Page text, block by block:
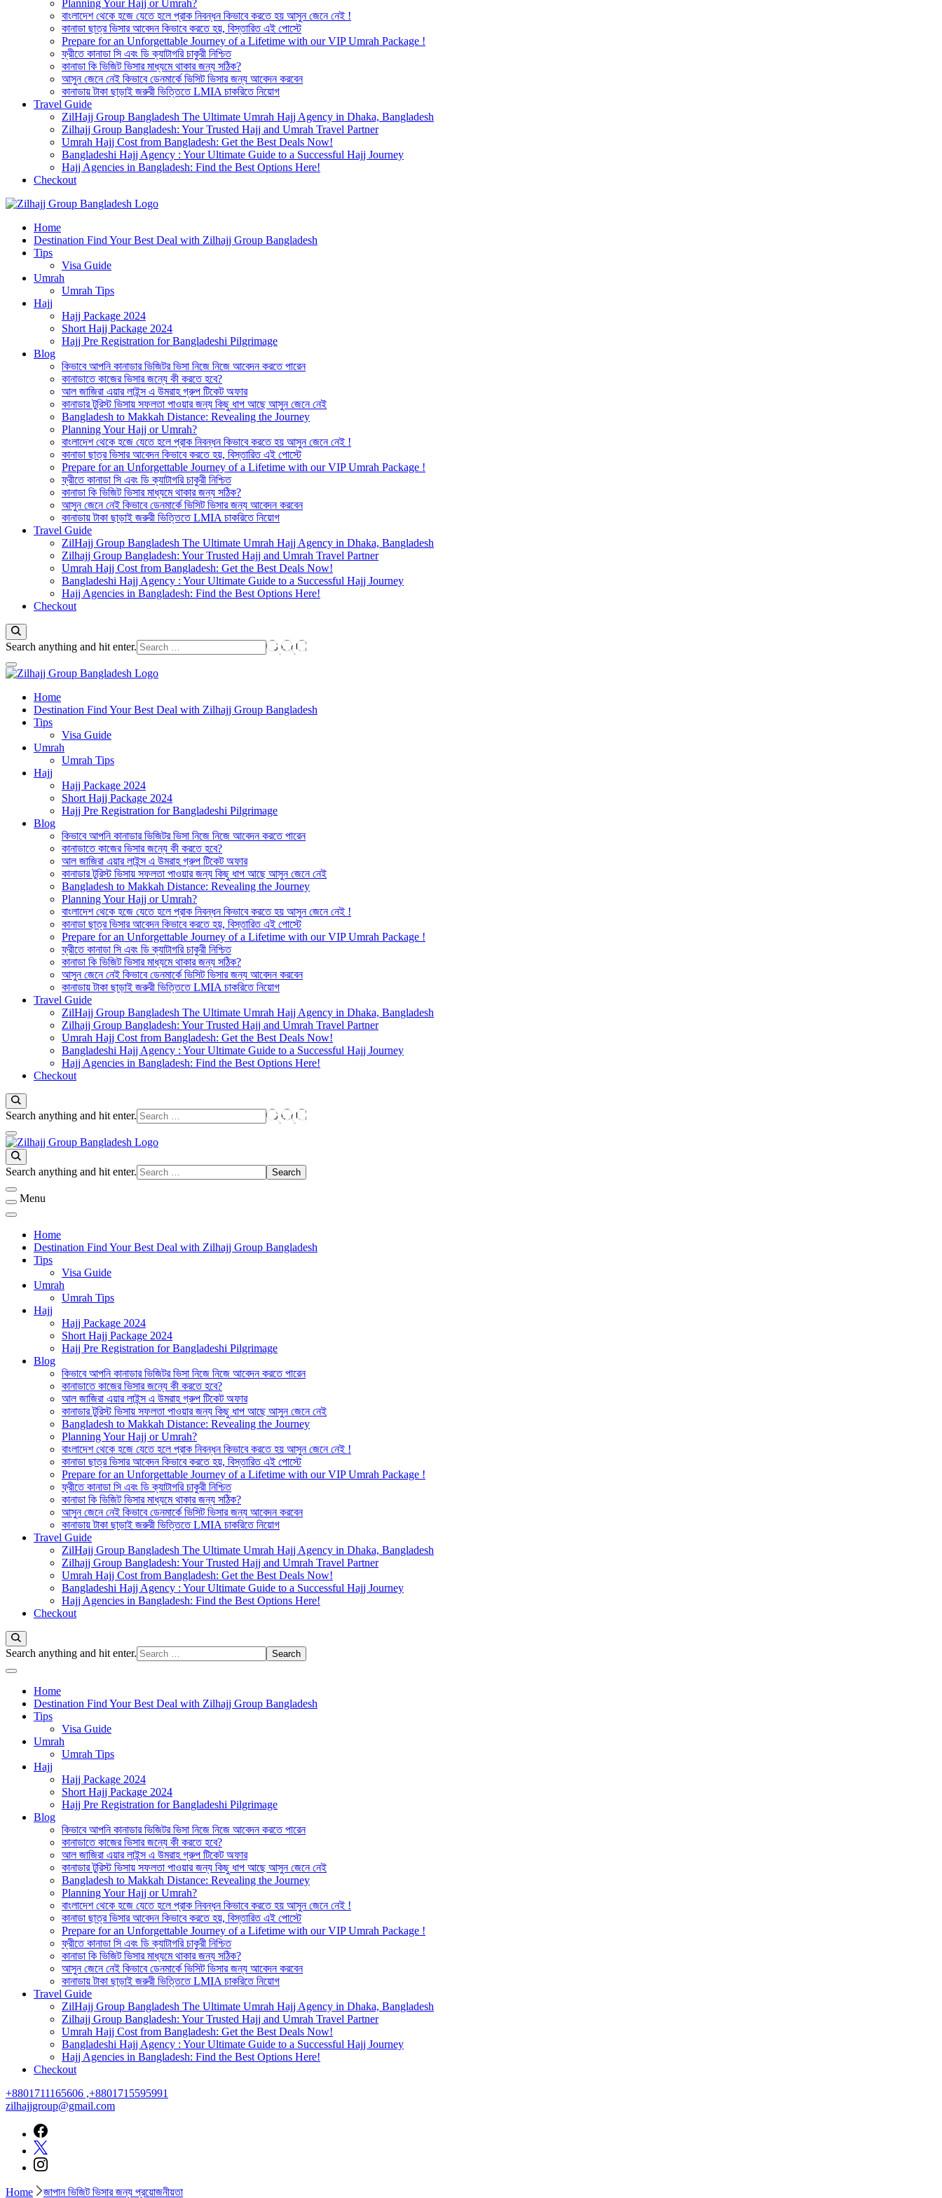
Planning Your Hajj or Umrah?
বাংলাদেশ থেকে হজে যেতে হলে প্রাক নিবন্ধন কিভাবে করতে হয় আসুন জেনে নেই !
কানাডা ছাত্র ভিসার আবেদন কিভাবে করতে হয়, বিস্তারিত এই পোস্টে
Prepare for an Unforgettable Journey of a Lifetime with our VIP Umrah Package !
ফ্রীতে কানাডা সি এবং ডি ক্যাটাগরি চাকুরী নিশ্চিত
কানাডা কি ভিজিট ভিসার মাধ্যমে থাকার জন্য সঠিক?
আসুন জেনে নেই কিভাবে ডেনমার্কে ভিসিট ভিসার জন্য আবেদন করবেন
কানাডায় টাকা ছাড়াই জরুরী ভিত্তিতে LMIA চাকরিতে নিয়োগ
Travel Guide
ZilHajj Group Bangladesh The Ultimate Umrah Hajj Agency in Dhaka, Bangladesh
Zilhajj Group Bangladesh: Your Trusted Hajj and Umrah Travel Partner
Umrah Hajj Cost from Bangladesh: Get the Best Deals Now!
Bangladeshi Hajj Agency : Your Ultimate Guide to a Successful Hajj Journey
Hajj Agencies in Bangladesh: Find the Best Options Here!
Checkout
জিলহজ্জ গ্রুপ বাংলাদেশ
Best Hajj Umrah Travel Tour Agent in Bangladesh
Home
Destination Find Your Best Deal with Zilhajj Group Bangladesh
Tips
Visa Guide
Umrah
Umrah Tips
Hajj
Hajj Package 2024
Short Hajj Package 2024
Hajj Pre Registration for Bangladeshi Pilgrimage
Blog
কিভাবে আপনি কানাডার ভিজিটর ভিসা নিজে নিজে আবেদন করতে পারেন
কানাডাতে কাজের ভিসার জন্যে কী করতে হবে?
আল জাজিরা এয়ার লাইন্স এ উমরাহ গ্রুপ টিকেট অফার
কানাডার টুরিস্ট ভিসায় সফলতা পাওয়ার জন্য কিছু ধাপ আছে আসুন জেনে নেই
Bangladesh to Makkah Distance: Revealing the Journey
Planning Your Hajj or Umrah?
বাংলাদেশ থেকে হজে যেতে হলে প্রাক নিবন্ধন কিভাবে করতে হয় আসুন জেনে নেই !
কানাডা ছাত্র ভিসার আবেদন কিভাবে করতে হয়, বিস্তারিত এই পোস্টে
Prepare for an Unforgettable Journey of a Lifetime with our VIP Umrah Package !
ফ্রীতে কানাডা সি এবং ডি ক্যাটাগরি চাকুরী নিশ্চিত
কানাডা কি ভিজিট ভিসার মাধ্যমে থাকার জন্য সঠিক?
আসুন জেনে নেই কিভাবে ডেনমার্কে ভিসিট ভিসার জন্য আবেদন করবেন
কানাডায় টাকা ছাড়াই জরুরী ভিত্তিতে LMIA চাকরিতে নিয়োগ
Travel Guide
ZilHajj Group Bangladesh The Ultimate Umrah Hajj Agency in Dhaka, Bangladesh
Zilhajj Group Bangladesh: Your Trusted Hajj and Umrah Travel Partner
Umrah Hajj Cost from Bangladesh: Get the Best Deals Now!
Bangladeshi Hajj Agency : Your Ultimate Guide to a Successful Hajj Journey
Hajj Agencies in Bangladesh: Find the Best Options Here!
Checkout
Looking
Something?
Search anything and hit enter.
জিলহজ্জ গ্রুপ বাংলাদেশ
Best Hajj Umrah Travel Tour Agent in Bangladesh
Home
Destination Find Your Best Deal with Zilhajj Group Bangladesh
Tips
Visa Guide
Umrah
Umrah Tips
Hajj
Hajj Package 2024
Short Hajj Package 2024
Hajj Pre Registration for Bangladeshi Pilgrimage
Blog
কিভাবে আপনি কানাডার ভিজিটর ভিসা নিজে নিজে আবেদন করতে পারেন
কানাডাতে কাজের ভিসার জন্যে কী করতে হবে?
আল জাজিরা এয়ার লাইন্স এ উমরাহ গ্রুপ টিকেট অফার
কানাডার টুরিস্ট ভিসায় সফলতা পাওয়ার জন্য কিছু ধাপ আছে আসুন জেনে নেই
Bangladesh to Makkah Distance: Revealing the Journey
Planning Your Hajj or Umrah?
বাংলাদেশ থেকে হজে যেতে হলে প্রাক নিবন্ধন কিভাবে করতে হয় আসুন জেনে নেই !
কানাডা ছাত্র ভিসার আবেদন কিভাবে করতে হয়, বিস্তারিত এই পোস্টে
Prepare for an Unforgettable Journey of a Lifetime with our VIP Umrah Package !
ফ্রীতে কানাডা সি এবং ডি ক্যাটাগরি চাকুরী নিশ্চিত
কানাডা কি ভিজিট ভিসার মাধ্যমে থাকার জন্য সঠিক?
আসুন জেনে নেই কিভাবে ডেনমার্কে ভিসিট ভিসার জন্য আবেদন করবেন
কানাডায় টাকা ছাড়াই জরুরী ভিত্তিতে LMIA চাকরিতে নিয়োগ
Travel Guide
ZilHajj Group Bangladesh The Ultimate Umrah Hajj Agency in Dhaka, Bangladesh
Zilhajj Group Bangladesh: Your Trusted Hajj and Umrah Travel Partner
Umrah Hajj Cost from Bangladesh: Get the Best Deals Now!
Bangladeshi Hajj Agency : Your Ultimate Guide to a Successful Hajj Journey
Hajj Agencies in Bangladesh: Find the Best Options Here!
Checkout
Looking
Something?
Search anything and hit enter.
জিলহজ্জ গ্রুপ বাংলাদেশ
Best Hajj Umrah Travel Tour Agent in Bangladesh
Looking
Something?
Search anything and hit enter.
Menu
Home
Destination Find Your Best Deal with Zilhajj Group Bangladesh
Tips
Visa Guide
Umrah
Umrah Tips
Hajj
Hajj Package 2024
Short Hajj Package 2024
Hajj Pre Registration for Bangladeshi Pilgrimage
Blog
কিভাবে আপনি কানাডার ভিজিটর ভিসা নিজে নিজে আবেদন করতে পারেন
কানাডাতে কাজের ভিসার জন্যে কী করতে হবে?
আল জাজিরা এয়ার লাইন্স এ উমরাহ গ্রুপ টিকেট অফার
কানাডার টুরিস্ট ভিসায় সফলতা পাওয়ার জন্য কিছু ধাপ আছে আসুন জেনে নেই
Bangladesh to Makkah Distance: Revealing the Journey
Planning Your Hajj or Umrah?
বাংলাদেশ থেকে হজে যেতে হলে প্রাক নিবন্ধন কিভাবে করতে হয় আসুন জেনে নেই !
কানাডা ছাত্র ভিসার আবেদন কিভাবে করতে হয়, বিস্তারিত এই পোস্টে
Prepare for an Unforgettable Journey of a Lifetime with our VIP Umrah Package !
ফ্রীতে কানাডা সি এবং ডি ক্যাটাগরি চাকুরী নিশ্চিত
কানাডা কি ভিজিট ভিসার মাধ্যমে থাকার জন্য সঠিক?
আসুন জেনে নেই কিভাবে ডেনমার্কে ভিসিট ভিসার জন্য আবেদন করবেন
কানাডায় টাকা ছাড়াই জরুরী ভিত্তিতে LMIA চাকরিতে নিয়োগ
Travel Guide
ZilHajj Group Bangladesh The Ultimate Umrah Hajj Agency in Dhaka, Bangladesh
Zilhajj Group Bangladesh: Your Trusted Hajj and Umrah Travel Partner
Umrah Hajj Cost from Bangladesh: Get the Best Deals Now!
Bangladeshi Hajj Agency : Your Ultimate Guide to a Successful Hajj Journey
Hajj Agencies in Bangladesh: Find the Best Options Here!
Checkout
Looking
Something?
Search anything and hit enter.
Home
Destination Find Your Best Deal with Zilhajj Group Bangladesh
Tips
Visa Guide
Umrah
Umrah Tips
Hajj
Hajj Package 2024
Short Hajj Package 2024
Hajj Pre Registration for Bangladeshi Pilgrimage
Blog
কিভাবে আপনি কানাডার ভিজিটর ভিসা নিজে নিজে আবেদন করতে পারেন
কানাডাতে কাজের ভিসার জন্যে কী করতে হবে?
আল জাজিরা এয়ার লাইন্স এ উমরাহ গ্রুপ টিকেট অফার
কানাডার টুরিস্ট ভিসায় সফলতা পাওয়ার জন্য কিছু ধাপ আছে আসুন জেনে নেই
Bangladesh to Makkah Distance: Revealing the Journey
Planning Your Hajj or Umrah?
বাংলাদেশ থেকে হজে যেতে হলে প্রাক নিবন্ধন কিভাবে করতে হয় আসুন জেনে নেই !
কানাডা ছাত্র ভিসার আবেদন কিভাবে করতে হয়, বিস্তারিত এই পোস্টে
Prepare for an Unforgettable Journey of a Lifetime with our VIP Umrah Package !
ফ্রীতে কানাডা সি এবং ডি ক্যাটাগরি চাকুরী নিশ্চিত
কানাডা কি ভিজিট ভিসার মাধ্যমে থাকার জন্য সঠিক?
আসুন জেনে নেই কিভাবে ডেনমার্কে ভিসিট ভিসার জন্য আবেদন করবেন
কানাডায় টাকা ছাড়াই জরুরী ভিত্তিতে LMIA চাকরিতে নিয়োগ
Travel Guide
ZilHajj Group Bangladesh The Ultimate Umrah Hajj Agency in Dhaka, Bangladesh
Zilhajj Group Bangladesh: Your Trusted Hajj and Umrah Travel Partner
Umrah Hajj Cost from Bangladesh: Get the Best Deals Now!
Bangladeshi Hajj Agency : Your Ultimate Guide to a Successful Hajj Journey
Hajj Agencies in Bangladesh: Find the Best Options Here!
Checkout
+8801711165606 ,+8801715595991
zilhajjgroup@gmail.com
Home জাপান ভিজিট ভিসার জন্য প্রয়োজনীয়তা